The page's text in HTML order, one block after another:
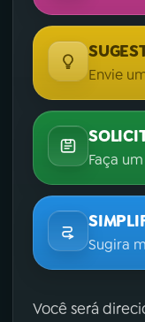
Envie
Faça
Sugira
Você será